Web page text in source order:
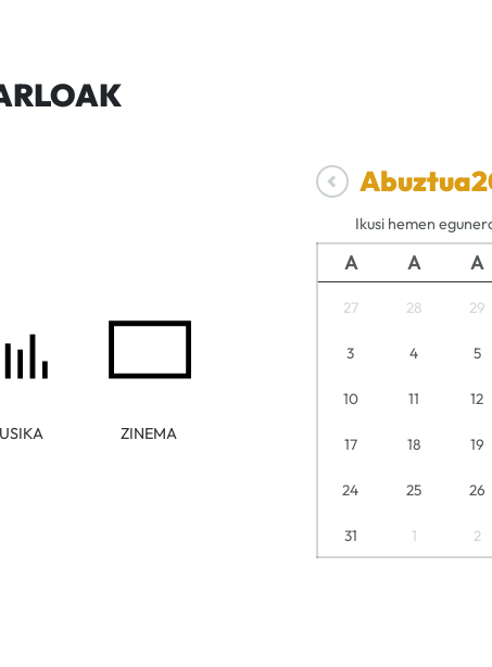
ZINEMA
Abuztua
Ikusi hemen
A A A
27 28 29
3 4 5
10 11 12
17 18 19
24 25 26
31 1 2